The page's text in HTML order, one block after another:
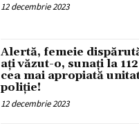
12 decembrie 2023
Alertă, femeie
ați văzut-o, sunați la
cea mai apropiată
poliție!
12 decembrie 2023